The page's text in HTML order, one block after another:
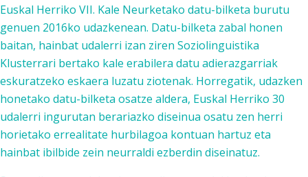
Euskal Herriko VII. Kale Neurketako datu-bilketa burutu
genuen 2016ko udazkenean. Datu-bilketa zabal honen
baitan, hainbat udalerri izan ziren Soziolinguistika
Klusterrari bertako kale erabilera datu adierazgarriak
eskuratzeko eskaera luzatu ziotenak. Horregatik, udazken
honetako datu-bilketa osatze aldera, Euskal Herriko 30
udalerri ingurutan berariazko diseinua osatu zen herri
horietako errealitate hurbilagoa kontuan hartuz eta
hainbat ibilbide zein neurraldi ezberdin diseinatuz.